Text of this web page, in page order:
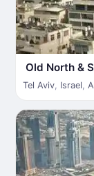
Old North &
Tel Aviv, Israel,